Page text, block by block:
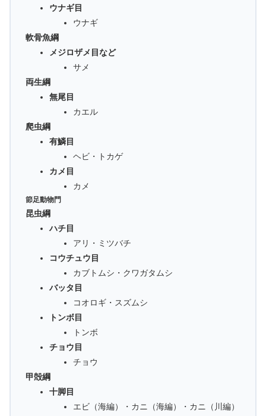
ウナギ目
ウナギ
軟骨魚綱
メジロザメ目など
サメ
両生綱
無尾目
カエル
爬虫綱
有鱗目
ヘビ・トカゲ
カメ目
カメ
節足動物門
昆虫綱
ハチ目
アリ・ミツバチ
コウチュウ目
カブトムシ・クワガタムシ
バッタ目
コオロギ・スズムシ
トンボ目
トンボ
チョウ目
チョウ
甲殻綱
十脚目
エビ（海編）・カニ（海編）・カニ（川編）